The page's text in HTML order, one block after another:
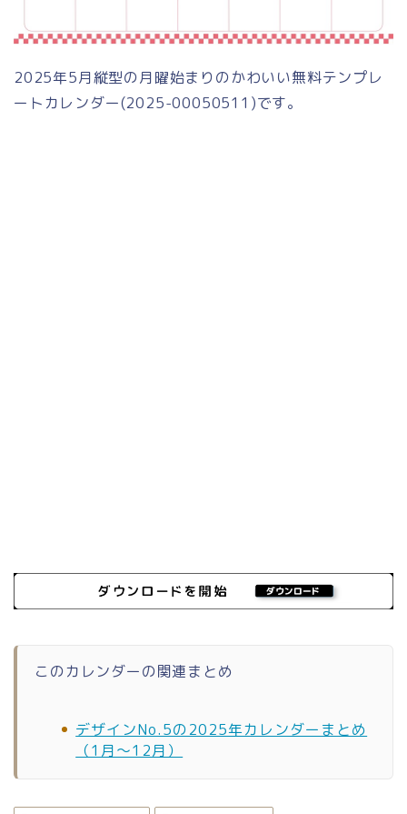
2025年5月縦型の月曜始まりのかわいい無料テンプレ
ートカレンダー(2025-00050511)です。
このカレンダーの関連まとめ
デザインNo.5の2025年カレンダーまとめ
（1月〜12月）